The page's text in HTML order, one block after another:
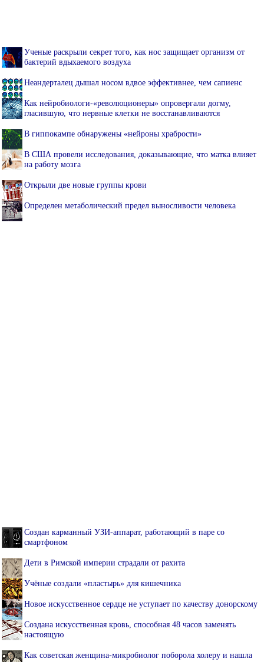
Ученые раскрыли секрет того, как нос защищает организм от
бактерий вдыхаемого воздуха
Неандерталец дышал носом вдвое эффективнее, чем сапиенс
Как нейробиологи-«революционеры» опровергали догму,
гласившую, что нервные клетки не восстанавливаются
В гиппокампе обнаружены «нейроны храбрости»
В США провели исследования, доказывающие, что матка влияет
на работу мозга
Открыли две новые группы крови
Определен метаболический предел выносливости человека
Создан карманный УЗИ-аппарат, работающий в паре со
смартфоном
Дети в Римской империи страдали от рахита
Учёные создали «пластырь» для кишечника
Новое искусственное сердце не уступает по качеству донорскому
Создана искусственная кровь, способная 48 часов заменять
настоящую
Как советская женщина-микробиолог поборола холеру и нашла